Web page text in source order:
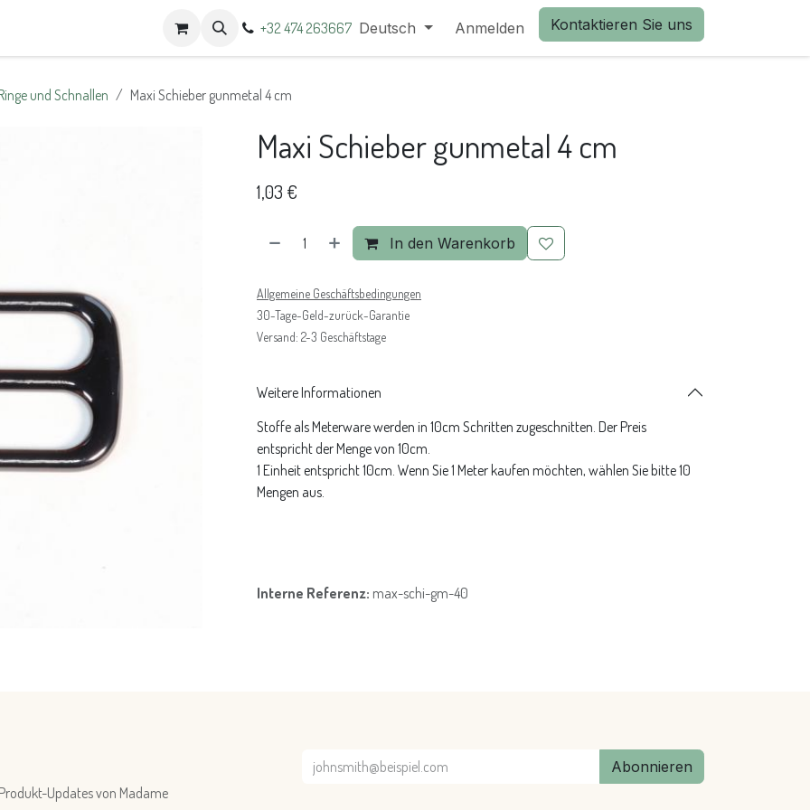
+32 474 263667 Deutsch Anmelden Kontaktieren Sie uns
und Schnallen Maxi Schieber gunmetal 4 cm
Maxi Schieber gunmetal 4 cm
1,03 €
In den Warenkorb
Allgemeine Geschäftsbedingungen
30-Tage-Geld-zurück-Garantie
Versand: 2-3 Geschäftstage
Weitere Informationen
Stoffe als Meterware werden in 10cm Schritten zugeschnitten. Der Preis
entspricht der Menge von 10cm.
1 Einheit entspricht 10cm. Wenn Sie 1 Meter kaufen möchten, wählen Sie bitte 10
Mengen aus.
Interne Referenz: max-schi-gm-40
Updates von Madame
Abonnieren